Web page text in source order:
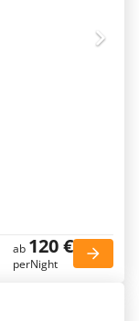
ab 120 €
perNight